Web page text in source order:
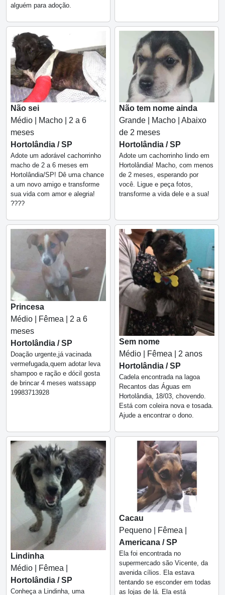
alguém para adoção.
Não sei
Médio | Macho | 2 a 6
meses
Hortolândia / SP
Adote um adorável cachorrinho
macho de 2 a 6 meses em
Hortolândia/SP! Dê uma chance
a um novo amigo e transforme
sua vida com amor e alegria!
????
Não tem nome ainda
Grande | Macho | Abaixo
de 2 meses
Hortolândia / SP
Adote um cachorrinho lindo em
Hortolândia! Macho, com menos
de 2 meses, esperando por
você. Ligue e peça fotos,
transforme a vida dele e a sua!
Princesa
Médio | Fêmea | 2 a 6
meses
Hortolândia / SP
Doação urgente,já vacinada
vermefugada,quem adotar leva
shampoo e ração e dócil gosta
de brincar 4 meses watssapp
19983713928
Sem nome
Médio | Fêmea | 2 anos
Hortolândia / SP
Cadela encontrada na lagoa
Recantos das Águas em
Hortolândia, 18/03, chovendo.
Está com coleira nova e tosada.
Ajude a encontrar o dono.
Lindinha
Médio | Fêmea |
Hortolândia / SP
Conheça a Lindinha, uma
Cacau
Pequeno | Fêmea |
Americana / SP
Ela foi encontrada no
supermercado são Vicente, da
avenida cílios. Ela estava
tentando se esconder em todas
as lojas de lá. Ela está